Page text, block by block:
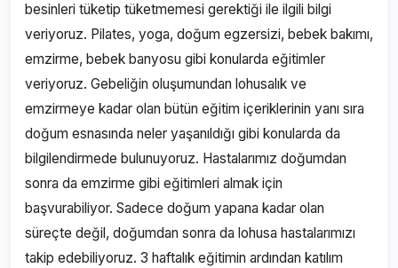
besinleri tüketip tüketmemesi gerektiği ile ilgili bilgi
veriyoruz. Pilates, yoga, doğum egzersizi, bebek bakımı,
emzirme, bebek banyosu gibi konularda eğitimler
veriyoruz. Gebeliğin oluşumundan lohusalık ve
emzirmeye kadar olan bütün eğitim içeriklerinin yanı sıra
doğum esnasında neler yaşanıldığı gibi konularda da
bilgilendirmede bulunuyoruz. Hastalarımız doğumdan
sonra da emzirme gibi eğitimleri almak için
başvurabiliyor. Sadece doğum yapana kadar olan
süreçte değil, doğumdan sonra da lohusa hastalarımızı
takip edebiliyoruz. 3 haftalık eğitimin ardından katılım